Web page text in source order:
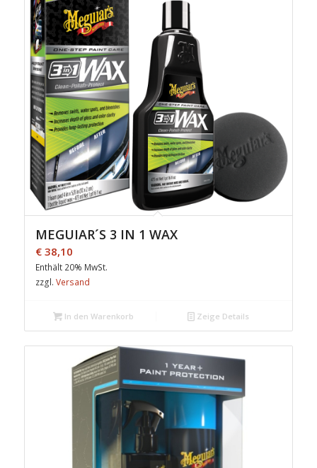
MEGUIAR´S 3 IN 1 WAX
€38,10
Enthält 20% MwSt.
zzgl. Versand
In den Warenkorb Zeige Details